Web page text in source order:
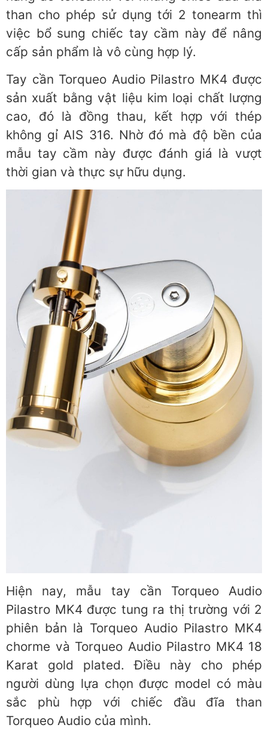
than cho phép sử dụng tới 2 tonearm thì
việc bổ sung chiếc tay cầm này để nâng
cấp sản phẩm là vô cùng hợp lý.
Tay cần Torqueo Audio Pilastro MK4 được
sản xuất bằng vật liệu kim loại chất lượng
cao, đó là đồng thau, kết hợp với thép
không gỉ AIS 316. Nhờ đó mà độ bền của
mẫu tay cầm này được đánh giá là vượt
thời gian và thực sự hữu dụng.
Hiện nay, mẫu tay cần Torqueo Audio
Pilastro MK4 được tung ra thị trường với 2
phiên bản là Torqueo Audio Pilastro MK4
chorme và Torqueo Audio Pilastro MK4 18
Karat gold plated. Điều này cho phép
người dùng lựa chọn được model có màu
sắc phù hợp với chiếc đầu đĩa than
Torqueo Audio của mình.